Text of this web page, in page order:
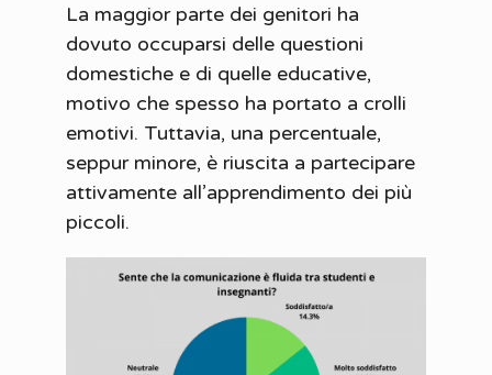
La maggior parte dei genitori ha
dovuto occuparsi delle questioni
domestiche e di quelle educative,
motivo che spesso ha portato a crolli
emotivi. Tuttavia, una percentuale,
seppur minore, è riuscita a partecipare
attivamente all’apprendimento dei più
piccoli.